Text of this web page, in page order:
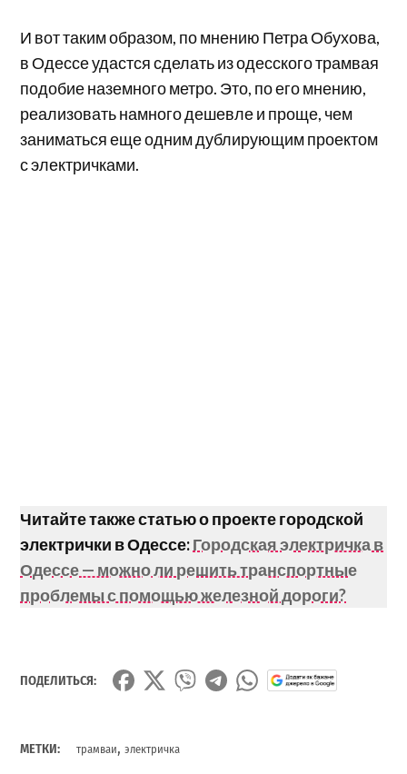
И вот таким образом, по мнению Петра Обухова,
в Одессе удастся сделать из одесского трамвая
подобие наземного метро. Это, по его мнению,
реализовать намного дешевле и проще, чем
заниматься еще одним дублирующим проектом
с электричками.
Читайте также статью о проекте городской
электрички в Одессе:Городская электричка в
Одессе — можно ли решить транспортные
проблемы с помощью железной дороги?
ПОДЕЛИТЬСЯ:
МЕТКИ: трамваи,электричка